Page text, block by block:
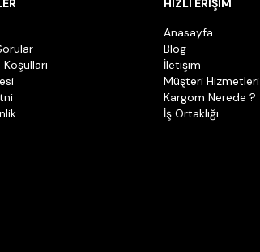
HIZLI ERİŞİM
Anasayfa
Blog
İletişim
Müşteri Hizmetleri
Kargom Nerede ?
İş Ortaklığı